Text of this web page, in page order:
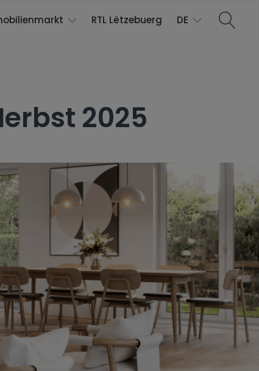
RTL Lëtzebuerg DE
2025